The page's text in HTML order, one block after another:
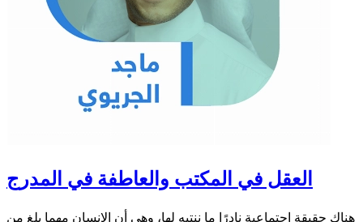
العقل في المكتب والعاطفة في المدرج
هناك حقيقة اجتماعية نادرًا ما ننتبه لها، وهي أن الإنسان مهما بلغ من